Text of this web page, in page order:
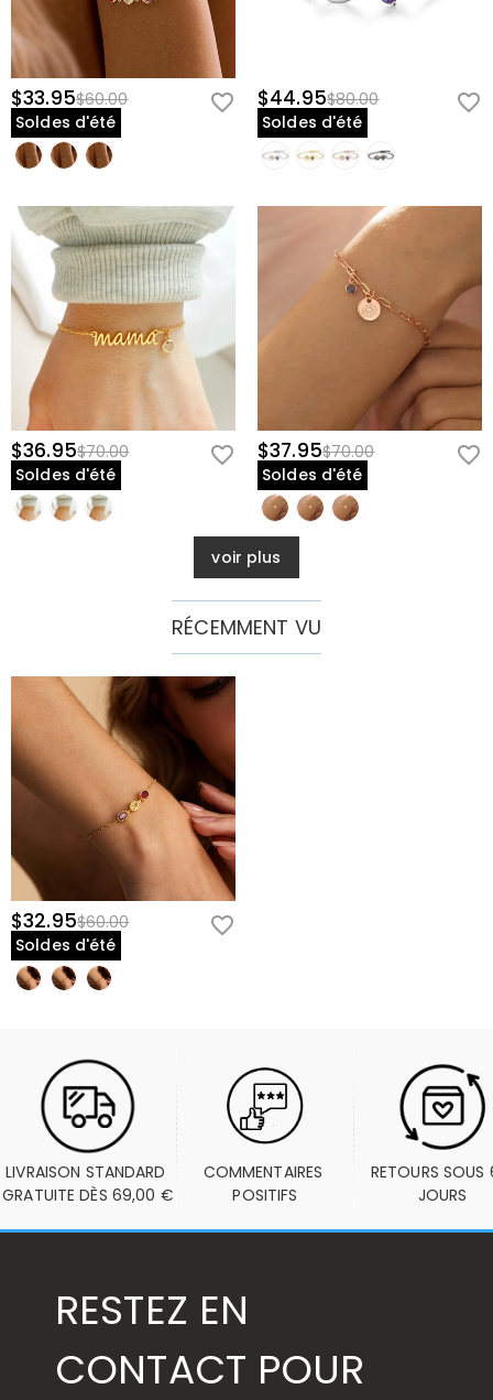
$33.95$60.00
Soldes d'été
$44.95$80.00
Soldes d'été
$36.95$70.00
Soldes d'été
$37.95$70.00
Soldes d'été
voir plus
RÉCEMMENT VU
$32.95$60.00
Soldes d'été
LIVRAISON STANDARD
GRATUITE DÈS 69,00 €
COMMENTAIRES
POSITIFS
RETOURS SOUS
JOURS
RESTEZ EN
CONTACT POUR